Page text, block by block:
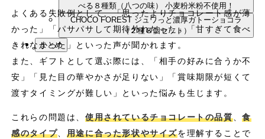
べる８種類（八つの味） 小麦粉米粉不使用！
CHOCO FOREST ジュワっと濃厚ガトーショコラ
（２種８個セット）
まとめ
よくある失敗例として、「思ったよりチョコレート感が薄
かった」「パサパサして期待外れだった」「甘すぎて食べ
きれなかった」といった声が聞かれます。
また、ギフトとして選ぶ際には、「相手の好みに合うか不
安」「見た目の華やかさが足りない」「賞味期限が短くて
渡すタイミングが難しい」といった悩みも生じます。
これらの問題は、 使用されているチョコレートの品質、食
感のタイプ、 用途に合った形状やサイズを理解することで